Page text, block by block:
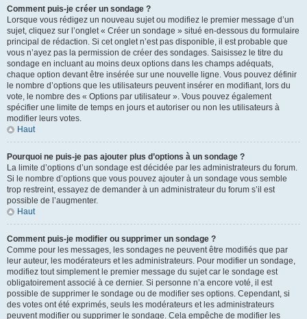
Comment puis-je créer un sondage ?
Lorsque vous rédigez un nouveau sujet ou modifiez le premier message d’un
sujet, cliquez sur l’onglet « Créer un sondage » situé en-dessous du formulaire
principal de rédaction. Si cet onglet n’est pas disponible, il est probable que
vous n’ayez pas la permission de créer des sondages. Saisissez le titre du
sondage en incluant au moins deux options dans les champs adéquats,
chaque option devant être insérée sur une nouvelle ligne. Vous pouvez définir
le nombre d’options que les utilisateurs peuvent insérer en modifiant, lors du
vote, le nombre des « Options par utilisateur ». Vous pouvez également
spécifier une limite de temps en jours et autoriser ou non les utilisateurs à
modifier leurs votes.
Haut
Pourquoi ne puis-je pas ajouter plus d’options à un sondage ?
La limite d’options d’un sondage est décidée par les administrateurs du forum.
Si le nombre d’options que vous pouvez ajouter à un sondage vous semble
trop restreint, essayez de demander à un administrateur du forum s’il est
possible de l’augmenter.
Haut
Comment puis-je modifier ou supprimer un sondage ?
Comme pour les messages, les sondages ne peuvent être modifiés que par
leur auteur, les modérateurs et les administrateurs. Pour modifier un sondage,
modifiez tout simplement le premier message du sujet car le sondage est
obligatoirement associé à ce dernier. Si personne n’a encore voté, il est
possible de supprimer le sondage ou de modifier ses options. Cependant, si
des votes ont été exprimés, seuls les modérateurs et les administrateurs
peuvent modifier ou supprimer le sondage. Cela empêche de modifier les